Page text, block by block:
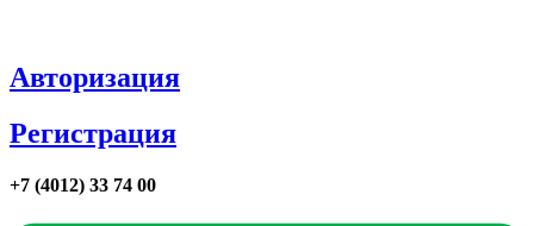
Авторизация
Регистрация
+7 (4012) 33 74 00